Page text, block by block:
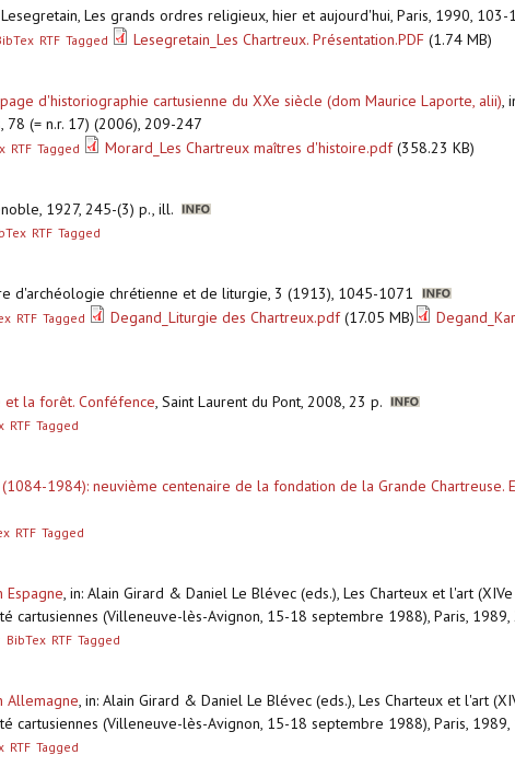
Les grands ordres religieux, hier et aujourd'hui, Paris, 1990, 103-
RTF Tagged Lesegretain_Les Chartreux. Présentation.PDF (1.74 MB)
d'historiographie cartusienne du XXe siècle (dom Maurice Laporte, alii),
(= n.r. 17) (2006), 209-247
RTF Tagged Morard_Les Chartreux maîtres d'histoire.pdf(358.23 KB)
1927, 245-(3) p., ill.
RTF Tagged
d'archéologie chrétienne et de liturgie, 3 (1913), 1045-1071
RTF Tagged Degand_Liturgie des Chartreux.pdf(17.05 MB)
et la forêt. Conféfence, Saint Laurent du Pont, 2008, 23 p.
RTF Tagged
1984): neuvième centenaire de la fondation de la Grande Chartreuse.
RTF Tagged
Espagne, in: Alain Girard & Daniel Le Blévec (eds.), Les Charteux et l'art
cartusiennes (Villeneuve-lès-Avignon, 15-18 septembre 1988), Paris,
BibTex RTF Tagged
Allemagne, in: Alain Girard & Daniel Le Blévec (eds.), Les Charteux et l'art
cartusiennes (Villeneuve-lès-Avignon, 15-18 septembre 1988), Paris,
RTF Tagged